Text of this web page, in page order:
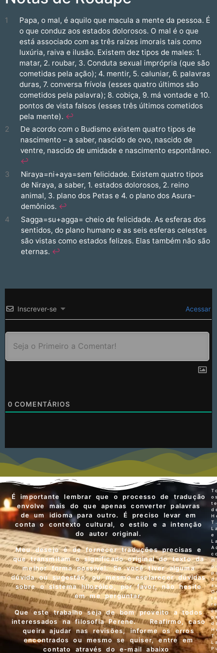
1
Papa, o mal, é aquilo que macula a mente da pessoa. É
o que conduz aos estados dolorosos. O mal é o que
está associado com as três raízes imorais tais como
luxúria, raiva e ilusão. Existem dez tipos de males: 1.
matar, 2. roubar, 3. Conduta sexual imprópria (que são
cometidas pela ação); 4. mentir, 5. caluniar, 6. palavras
duras, 7. conversa frívola (esses quatro últimos são
cometidos pela palavra); 8. cobiça, 9. má vontade e 10.
pontos de vista falsos (esses três últimos cometidos
pela mente). ↩︎
2
De acordo com o Budismo existem quatro tipos de
nascimento – a saber, nascido de ovo, nascido de
ventre, nascido de umidade e nascimento espontâneo.
↩︎
3
Niraya=ni+aya=sem felicidade. Existem quatro tipos
de Niraya, a saber, 1. estados dolorosos, 2. reino
animal, 3. plano dos Petas e 4. o plano dos Asura-
demônios. ↩︎
4
Sagga=su+agga= cheio de felicidade. As esferas dos
sentidos, do plano humano e as seis esferas celestes
são vistas como estados felizes. Elas também não são
eternas. ↩︎
Inscrever-se Acessar
0 COMENTÁRIOS
É importante lembrar que o processo de tradução
envolve mais do que apenas converter palavras
de um idioma para outro. É preciso levar em
conta o contexto cultural, o estilo e a intenção
do autor original.
Meu desejo é de fornecer traduções precisas e
que transmitam o significado original do texto da
melhor forma possível. Se você tiver alguma
dúvida ou sugestão, ou mesmo esclarecer dúvidas
sobre o sistema hilozóico, por favor, não hesite
em me perguntar.
Que este trabalho seja de bom proveito a todos
interessados na filosofia Perene. Reafirmo, caso
queira ajudar nas revisões, informe os erros
encontrados ou mesmo se quiser, entre em
contato através do e-mail abaixo
e